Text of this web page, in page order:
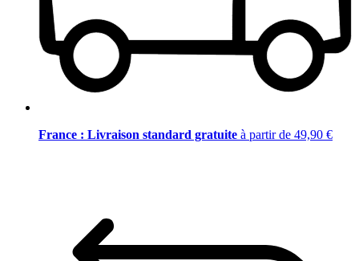
France : Livraison standard gratuite à partir de 49,90 €